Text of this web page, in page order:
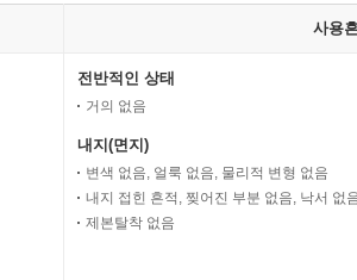
사용
전반적인 상태
거의 없음
내지(면지)
변색 없음, 얼룩 없음, 물리적 변형 없음
내지 접힌 흔적, 찢어진 부분 없음, 낙서 없
제본탈착 없음